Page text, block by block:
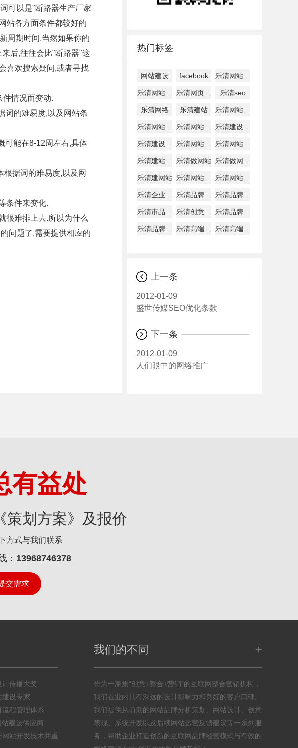
可以是"断路器生产厂家
站各方面条件都较好的
周期时间.当然如果你的
后,往往会比"断路器"这
喜欢搜索疑问,或者寻找
件情况而变动.
词的难易度,以及网站条
可能在8-12周左右,具体
据词的难易度,以及网
条件来变化.
很难排上去.所以为什么
问题了.需要提供相应的
热门标签
网站建设 facebook
乐清seo
乐清网络 乐清建站
乐清做网站
乐清建网站
上一条
2012-01-09
盛世传媒SEO优化条款
下一条
2012-01-09
人们眼中的网络推广
有益处
策划方案》及报价
方式与我们联系
： 13968746378
交需求
计传播大奖
建设专家
流程管理体系
建设供应商
网站开发技术并重
我们的不同 +
作为一家集“创意+整合+营销”的互联网整合营销机构，
我们在业内具有深远的设计影响力和良好的客户口碑。
我们提供从前期的网站品牌分析策划、网站设计、创意
表现、系统开发以及后续网站运营反馈建议等一系列服
务，帮助企业打造创新的互联网品牌经营模式与有效的